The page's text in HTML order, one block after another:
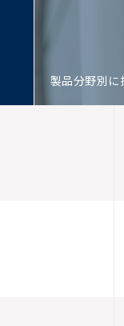
製品分野別に